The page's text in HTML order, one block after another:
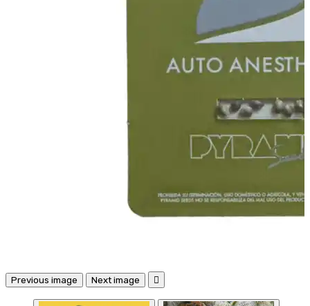
Previous image Next image 